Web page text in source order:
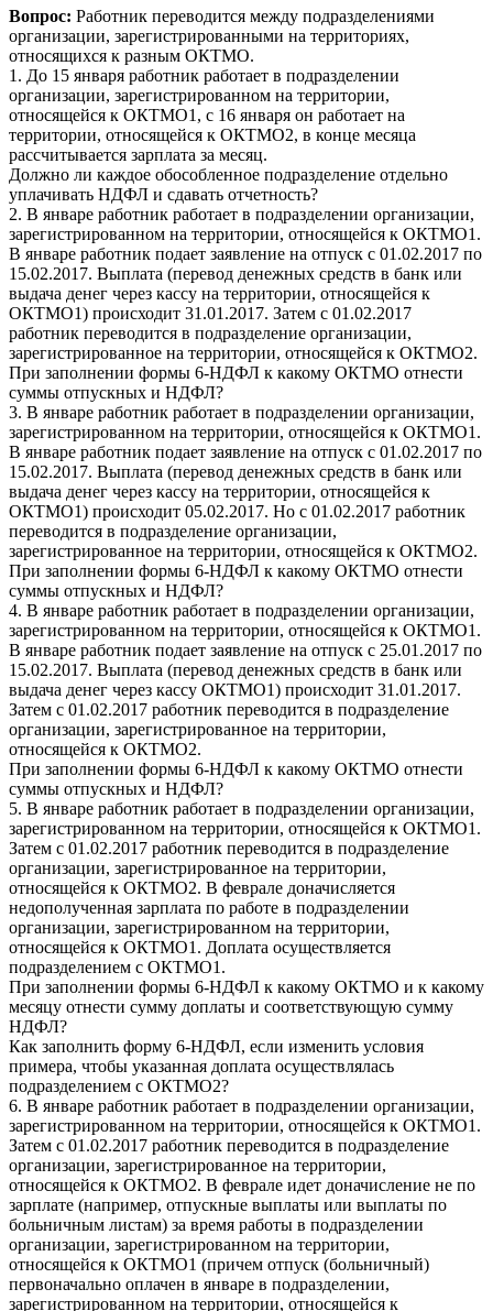
Вопрос: Работник переводится между подразделениями
организации, зарегистрированными на территориях,
относящихся к разным ОКТМО.
1. До 15 января работник работает в подразделении
организации, зарегистрированном на территории,
относящейся к ОКТМО1, с 16 января он работает на
территории, относящейся к ОКТМО2, в конце месяца
рассчитывается зарплата за месяц.
Должно ли каждое обособленное подразделение отдельно
уплачивать НДФЛ и сдавать отчетность?
2. В январе работник работает в подразделении организации,
зарегистрированном на территории, относящейся к ОКТМО1.
В январе работник подает заявление на отпуск с 01.02.2017 по
15.02.2017. Выплата (перевод денежных средств в банк или
выдача денег через кассу на территории, относящейся к
ОКТМО1) происходит 31.01.2017. Затем с 01.02.2017
работник переводится в подразделение организации,
зарегистрированное на территории, относящейся к ОКТМО2.
При заполнении формы 6-НДФЛ к какому ОКТМО отнести
суммы отпускных и НДФЛ?
3. В январе работник работает в подразделении организации,
зарегистрированном на территории, относящейся к ОКТМО1.
В январе работник подает заявление на отпуск с 01.02.2017 по
15.02.2017. Выплата (перевод денежных средств в банк или
выдача денег через кассу на территории, относящейся к
ОКТМО1) происходит 05.02.2017. Но с 01.02.2017 работник
переводится в подразделение организации,
зарегистрированное на территории, относящейся к ОКТМО2.
При заполнении формы 6-НДФЛ к какому ОКТМО отнести
суммы отпускных и НДФЛ?
4. В январе работник работает в подразделении организации,
зарегистрированном на территории, относящейся к ОКТМО1.
В январе работник подает заявление на отпуск с 25.01.2017 по
15.02.2017. Выплата (перевод денежных средств в банк или
выдача денег через кассу ОКТМО1) происходит 31.01.2017.
Затем с 01.02.2017 работник переводится в подразделение
организации, зарегистрированное на территории,
относящейся к ОКТМО2.
При заполнении формы 6-НДФЛ к какому ОКТМО отнести
суммы отпускных и НДФЛ?
5. В январе работник работает в подразделении организации,
зарегистрированном на территории, относящейся к ОКТМО1.
Затем с 01.02.2017 работник переводится в подразделение
организации, зарегистрированное на территории,
относящейся к ОКТМО2. В феврале доначисляется
недополученная зарплата по работе в подразделении
организации, зарегистрированном на территории,
относящейся к ОКТМО1. Доплата осуществляется
подразделением с ОКТМО1.
При заполнении формы 6-НДФЛ к какому ОКТМО и к какому
месяцу отнести сумму доплаты и соответствующую сумму
НДФЛ?
Как заполнить форму 6-НДФЛ, если изменить условия
примера, чтобы указанная доплата осуществлялась
подразделением с ОКТМО2?
6. В январе работник работает в подразделении организации,
зарегистрированном на территории, относящейся к ОКТМО1.
Затем с 01.02.2017 работник переводится в подразделение
организации, зарегистрированное на территории,
относящейся к ОКТМО2. В феврале идет доначисление не по
зарплате (например, отпускные выплаты или выплаты по
больничным листам) за время работы в подразделении
организации, зарегистрированном на территории,
относящейся к ОКТМО1 (причем отпуск (больничный)
первоначально оплачен в январе в подразделении,
зарегистрированном на территории, относящейся к